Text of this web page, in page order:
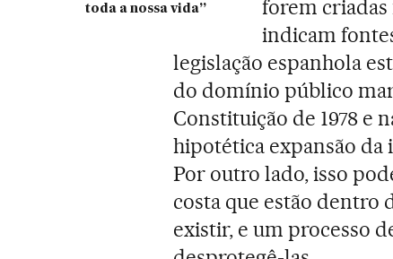
toda a nossa vida”
forem criadas
indicam
legislação espanhola
do domínio público
Constituição de 1978 e
hipotética expansão da
Por outro lado, isso
costa que estão dentro
existir, e um processo